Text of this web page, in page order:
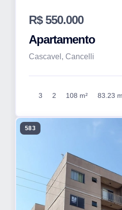
R$ 550.000
Apartamento
Cascavel, Cancelli
3 2 108 m² 83.23
583